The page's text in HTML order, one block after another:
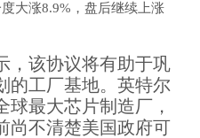
大涨8.9%，盘后继续上涨
，该协议将有助于巩
的工厂基地。英特尔
球最大芯片制造厂，
尚不清楚美国政府可